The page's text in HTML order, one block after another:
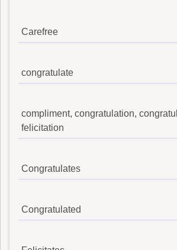
Carefree
congratulate
compliment, congratulation,
felicitation
Congratulates
Congratulated